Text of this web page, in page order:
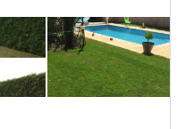
ferrures -